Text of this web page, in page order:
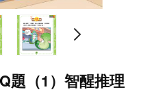
題（1）智醒推理